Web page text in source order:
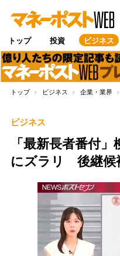
トップ 投資 ビジネス
トップ ビジネス 企業・業界
ビジネス
「最新長者番付
にズラリ 後継候